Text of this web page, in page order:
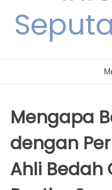
Mengapa
dengan
Ahli Bedah